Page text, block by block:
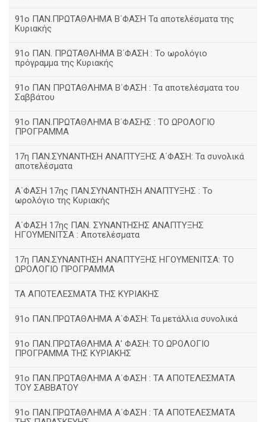
91ο ΠΑΝ.ΠΡΩΤΑΘΛΗΜΑ Β΄ΦΑΣΗ Τα αποτελέσματα της
Κυριακής
91ο ΠΑΝ. ΠΡΩΤΑΘΛΗΜΑ Β΄ΦΑΣΗ : Το ωρολόγιο
πρόγραμμα της Κυριακής
91ο ΠΑΝ ΠΡΩΤΑΘΛΗΜΑ Β΄ΦΑΣΗ : Τα αποτελέσματα του
Σαββάτου
91ο ΠΑΝ.ΠΡΩΤΑΘΛΗΜΑ Β΄ΦΑΣΗΣ : ΤΟ ΩΡΟΛΟΓΙΟ
ΠΡΟΓΡΑΜΜΑ
17η ΠΑΝ.ΣΥΝΑΝΤΗΣΗ ΑΝΑΠΤΥΞΗΣ Α΄ΦΑΣΗ: Τα συνολικά
αποτελέσματα
Α΄ΦΑΣΗ 17ης ΠΑΝ.ΣΥΝΑΝΤΗΣΗ ΑΝΑΠΤΥΞΗΣ : Το
ωρολόγιο της Κυριακής
Α΄ΦΑΣΗ 17ης ΠΑΝ. ΣΥΝΑΝΤΗΣΗΣ ΑΝΑΠΤΥΞΗΣ
ΗΓΟΥΜΕΝΙΤΣΑ : Αποτελέσματα
17η ΠΑΝ.ΣΥΝΑΝΤΗΣΗ ΑΝΑΠΤΥΞΗΣ ΗΓΟΥΜΕΝΙΤΣΑ: ΤΟ
ΩΡΟΛΟΓΙΟ ΠΡΟΓΡΑΜΜΑ
ΤΑ ΑΠΟΤΕΛΕΣΜΑΤΑ ΤΗΣ ΚΥΡΙΑΚΗΣ
91ο ΠΑΝ.ΠΡΩΤΑΘΛΗΜΑ Α΄ΦΑΣΗ: Τα μετάλλια συνολικά
91ο ΠΑΝ.ΠΡΩΤΑΘΛΗΜΑ Α' ΦΑΣΗ: ΤΟ ΩΡΟΛΟΓΙΟ
ΠΡΟΓΡΑΜΜΑ ΤΗΣ ΚΥΡΙΑΚΗΣ
91ο ΠΑΝ.ΠΡΩΤΑΘΛΗΜΑ Α΄ΦΑΣΗ : ΤΑ ΑΠΟΤΕΛΕΣΜΑΤΑ
ΤΟΥ ΣΑΒΒΑΤΟΥ
91ο ΠΑΝ.ΠΡΩΤΑΘΛΗΜΑ Α΄ΦΑΣΗ : ΤΑ ΑΠΟΤΕΛΕΣΜΑΤΑ